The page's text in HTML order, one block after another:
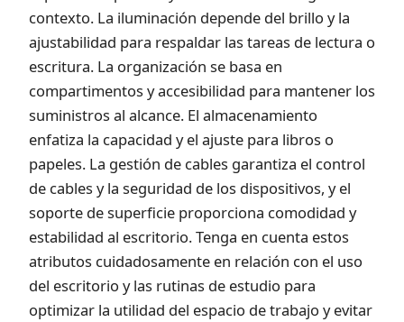
contexto. La iluminación depende del brillo y la
ajustabilidad para respaldar las tareas de lectura o
escritura. La organización se basa en
compartimentos y accesibilidad para mantener los
suministros al alcance. El almacenamiento
enfatiza la capacidad y el ajuste para libros o
papeles. La gestión de cables garantiza el control
de cables y la seguridad de los dispositivos, y el
soporte de superficie proporciona comodidad y
estabilidad al escritorio. Tenga en cuenta estos
atributos cuidadosamente en relación con el uso
del escritorio y las rutinas de estudio para
optimizar la utilidad del espacio de trabajo y evitar